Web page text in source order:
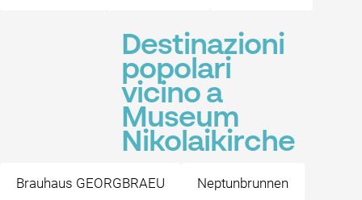
Destinazioni
popolari
vicino a
Museum
Nikolaikirche
Brauhaus GEORGBRAEU Neptunbrunnen